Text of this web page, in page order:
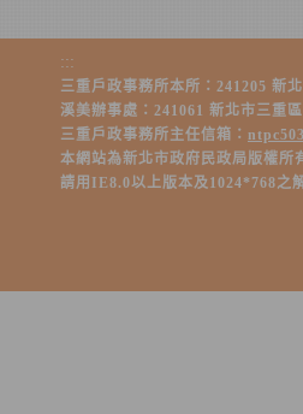
:::
三重戶政事務所本所：241205 新
溪美辦事處：241061 新北市三重
三重戶政事務所主任信箱：
本網站為新北市政府民政局版權
請用IE8.0以上版本及1024*768